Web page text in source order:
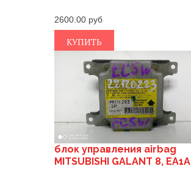
2600.00
КУПИТЬ
блок управления airbag
MITSUBISHI GALANT 8, EA1A